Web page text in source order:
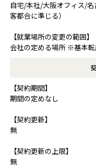
自宅/本社/大阪オフィス/
客都合に準じる）
【就業場所の変更の範囲】
会社の定める場所 ※基本
【契約期間】
期間の定めなし
【契約更新】
無
【契約更新の上限】
無